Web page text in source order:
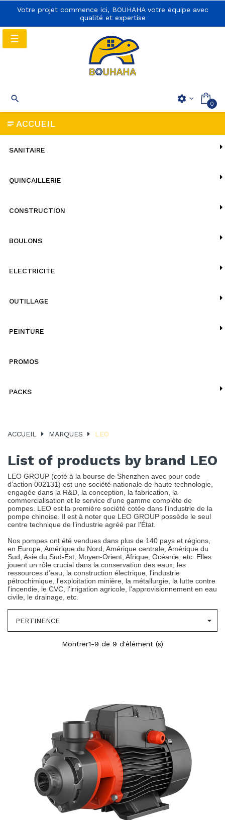
Votre projet commence ici, BOUHAHA votre équipe avec
qualité et expertise

navigation
settings 0
Basculer
la
☰
ACCUEIL
SANITAIRE
QUINCAILLERIE
CONSTRUCTION
BOULONS
ELECTRICITE
OUTILLAGE
PEINTURE
PROMOS
PACKS
ACCUEIL MARQUES LEO
List of products by brand LEO
LEO GROUP (coté à la bourse de Shenzhen avec pour code
d’action 002131) est une société nationale de haute technologie,
engagée dans la R&D, la conception, la fabrication, la
commercialisation et le service d'une gamme complète de
pompes. LEO est la première société cotée dans l'industrie de la
pompe chinoise. Il est à noter que LEO GROUP possède le seul
centre technique de l’industrie agréé par l'État.
Nos pompes ont été vendues dans plus de 140 pays et régions,
en Europe, Amérique du Nord, Amérique centrale, Amérique du
Sud, Asie du Sud-Est, Moyen-Orient, Afrique, Océanie, etc. Elles
jouent un rôle crucial dans la conservation des eaux, les
ressources d’eau, la construction électrique, l'industrie
pétrochimique, l'exploitation minière, la métallurgie, la lutte contre
l'incendie, le CVC, l'irrigation agricole, l'approvisionnement en eau
civile, le drainage, etc.
PERTINENCE 
Montrer1-9 de 9 d'élément (s)